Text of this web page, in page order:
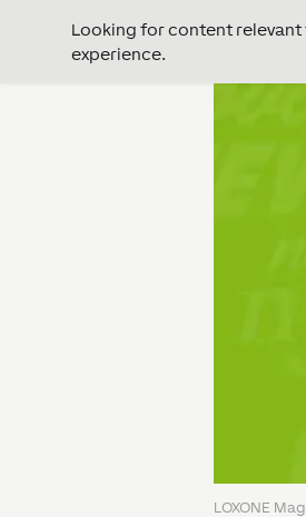
Looking for content relevant
experience.
LOXONE